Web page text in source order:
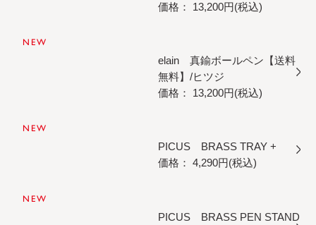
価格： 13,200円(税込)
NEW
elain 真鍮ボールペン【送料
無料】/ヒツジ
価格： 13,200円(税込)
NEW
PICUS BRASS TRAY +
価格： 4,290円(税込)
NEW
PICUS BRASS PEN STAND